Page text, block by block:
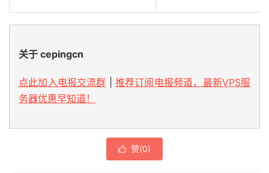
关于 cepingcn
点此加入电报交流群
推荐订阅电报频道，最新VPS服
务器优惠早知道！
 赞(0)